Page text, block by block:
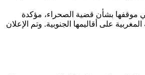
في موقفها بشأن قضية الصحراء، مؤكدة
المغربية على أقاليمها الجنوبية. وتم الإعلان